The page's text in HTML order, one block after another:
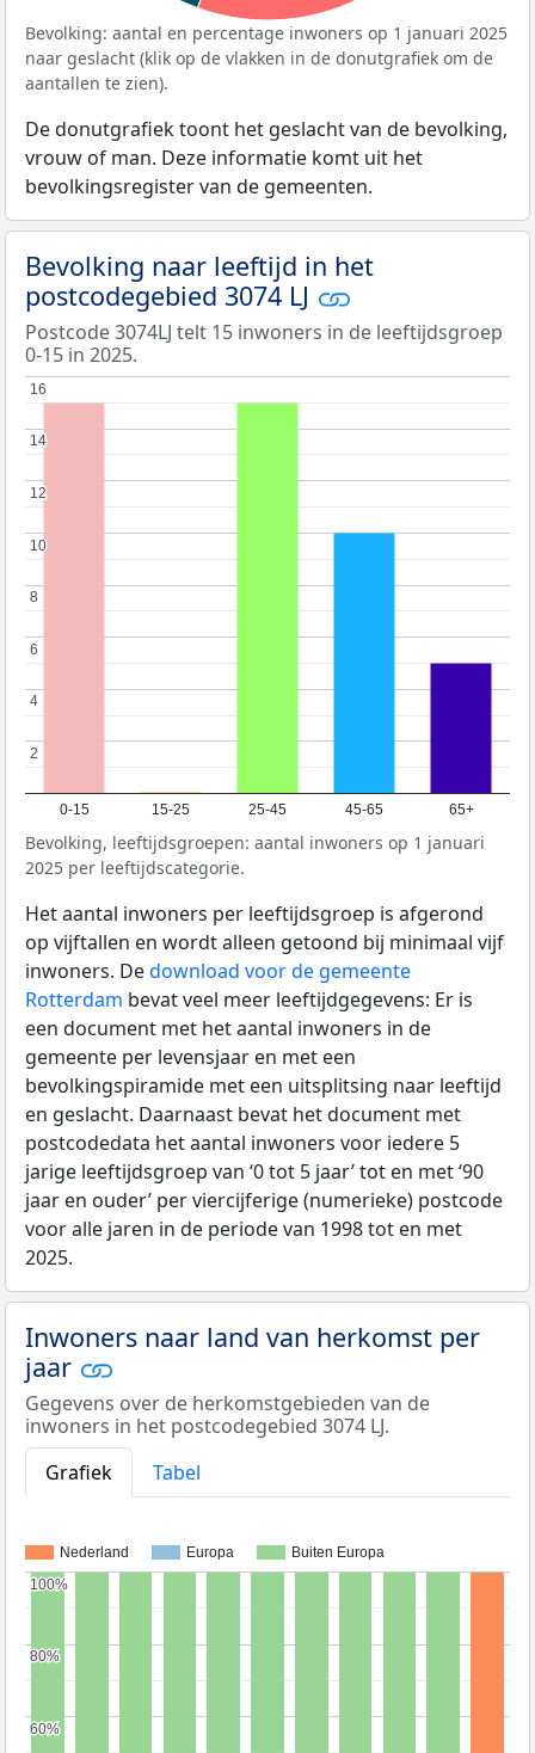
Bevolking: aantal en percentage inwoners op 1 januari 2025
naar geslacht (klik op de vlakken in de donutgrafiek om de
aantallen te zien).
De donutgrafiek toont het geslacht van de bevolking,
vrouw of man. Deze informatie komt uit het
bevolkingsregister van de gemeenten.
Bevolking naar leeftijd in het
postcodegebied 3074 LJ
Postcode 3074LJ telt 15 inwoners in de leeftijdsgroep
0-15 in 2025.
0-15 15-25 25-45 45-65 65+
2
2
4
4
6
6
8
8
10
10
12
12
14
14
16
16
Bevolking, leeftijdsgroepen: aantal inwoners op 1 januari
2025 per leeftijdscategorie.
Het aantal inwoners per leeftijdsgroep is afgerond
op vijftallen en wordt alleen getoond bij minimaal vijf
inwoners. Dedownload voor de gemeente
Rotterdam bevat veel meer leeftijdgegevens: Er is
een document met het aantal inwoners in de
gemeente per levensjaar en met een
bevolkingspiramide met een uitsplitsing naar leeftijd
en geslacht. Daarnaast bevat het document met
postcodedata het aantal inwoners voor iedere 5
jarige leeftijdsgroep van ‘0 tot 5 jaar’ tot en met ‘90
jaar en ouder’ per viercijferige (numerieke) postcode
voor alle jaren in de periode van 1998 tot en met
2025.
Inwoners naar land van herkomst per
jaar
Gegevens over de herkomstgebieden van de
inwoners in het postcodegebied 3074 LJ.
Grafiek
Tabel
Nederland Europa Buiten Europa
60%
60%
80%
80%
100%
100%